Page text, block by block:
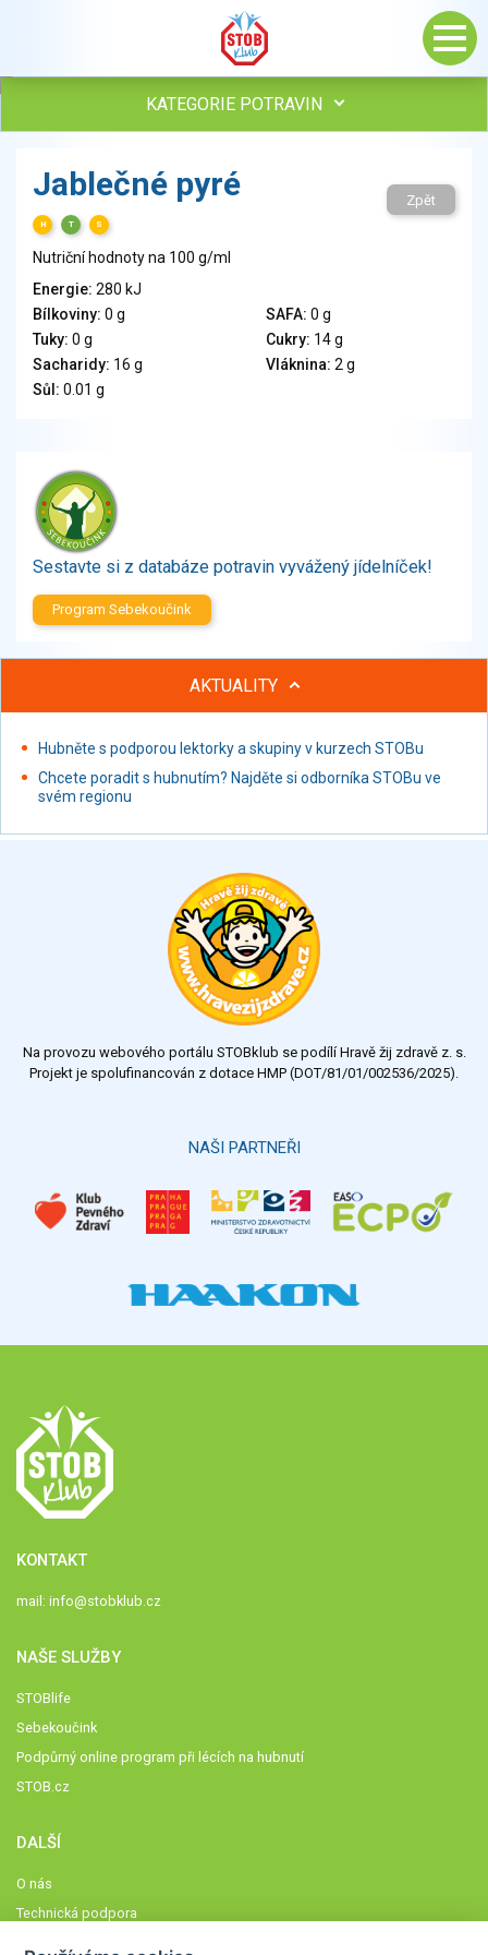
KATEGORIE POTRAVIN
Vejce
Mléko
Veganské a vegetariánské výrobky
Tuky
Obiloviny, mouka, cereální výrobky
Chléb, pečivo, křehké chleby, pufované výrobky
Ořechy, semena
Zelenina
Brambory, luštěniny, houby
Sladkosti, slané výrobky
Ochucovadla, přísady, sladidla
Proteinové výrobky, doplňky stravy
Nápoje alkoholické
Restaurace, jídelny, hotová jídla
Fastfood
Studená kuchyně, lahůdkářské výrobky
Jablečné pyré
H T S
Zpět
Nutriční hodnoty na 100 g/ml
Energie: 280 kJ
Bílkoviny: 0 g SAFA: 0 g
Tuky: 0 g Cukry: 14 g
Sacharidy: 16 g Vláknina: 2 g
Sůl: 0.01 g
Sestavte si z databáze potravin vyvážený jídelníček!
Program Sebekoučink
AKTUALITY
Hubněte s podporou lektorky a skupiny v kurzech STOBu
Chcete poradit s hubnutím? Najděte si odborníka STOBu ve
svém regionu
Na provozu webového portálu STOBklub se podílí Hravě žij zdravě z. s.
Projekt je spolufinancován z dotace HMP (DOT/81/01/002536/2025).
NAŠI PARTNEŘI
KONTAKT
mail: info@stobklub.cz
NAŠE SLUŽBY
STOBlife
Sebekoučink
Podpůrný online program při lécích na hubnutí
STOB.cz
DALŠÍ
O nás
Technická podpora